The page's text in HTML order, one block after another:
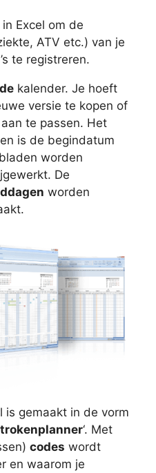
Excel om de
ATV etc.) van je
te registreren.
kalender. Je hoeft
versie te kopen of
te passen. Het
is de begindatum
worden
De
worden
is gemaakt in de vorm
‘. Met
codes wordt
en waarom je